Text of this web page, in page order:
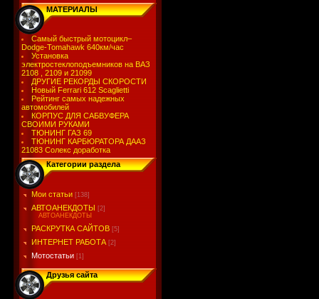
МАТЕРИАЛЫ
Самый быстрый мотоцикл–
Dodge-Tomahawk 640км/час
Установка
электростеклоподъемников на ВАЗ
2108 , 2109 и 21099
ДРУГИЕ РЕКОРДЫ СКОРОСТИ
Новый Ferrari 612 Scaglietti
Рейтинг самых надежных
автомобилей
КОРПУС ДЛЯ САБВУФЕРА
СВОИМИ РУКАМИ
ТЮНИНГ ГАЗ 69
ТЮНИНГ КАРБЮРАТОРА ДААЗ
21083 Солекс доработка
Категории раздела
Мои статьи [138]
АВТОАНЕКДОТЫ [2]
АВТОАНЕКДОТЫ
РАСКРУТКА САЙТОВ [5]
ИНТЕРНЕТ РАБОТА [2]
Мотостатьи [1]
Друзья сайта